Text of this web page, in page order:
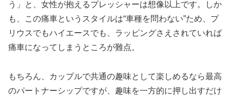
う」と、女性が抱えるプレッシャーは想像以上です。しか
も、この痛車というスタイルは“車種を問わない”ため、プ
リウスでもハイエースでも、ラッピングさえされていれば
痛車になってしまうところが難点。
もちろん、カップルで共通の趣味として楽しめるなら最高
のパートナーシップですが、趣味を一方的に押し出すだけ